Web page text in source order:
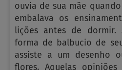
ouvia de sua mãe
embalava os
lições antes de dormir.
forma de balbucio de
assiste a um desenho
flores. Aquelas